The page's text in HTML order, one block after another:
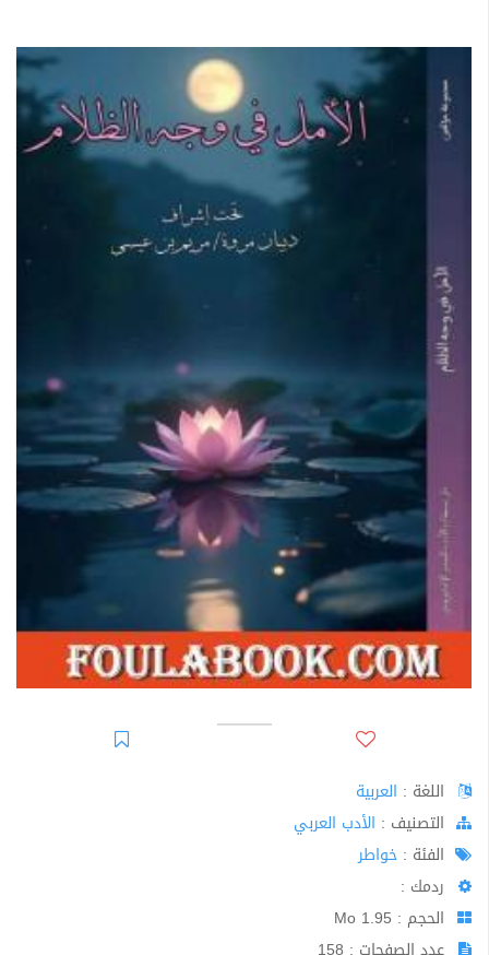
اللغة : العربية
اﻟﺘﺼﻨﻴﻒ : الأدب العربي
الفئة : خواطر
ردمك :
الحجم : 1.95 Mo